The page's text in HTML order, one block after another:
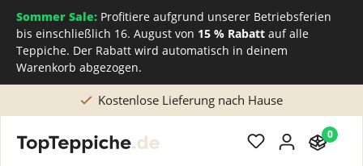
Sommer Sale: Profitiere aufgrund unserer Betriebsferien
bis einschließlich 16. August von 15 % Rabatt auf alle
Teppiche. Der Rabatt wird automatisch in deinem
Warenkorb abgezogen.
Kostenlose Lieferung nach Hause
0